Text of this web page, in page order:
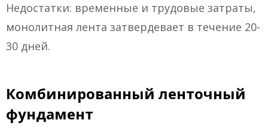
Недостатки: временные и трудовые затраты,
монолитная лента затвердевает в течение 20-
30 дней.
Комбинированный ленточный
фундамент